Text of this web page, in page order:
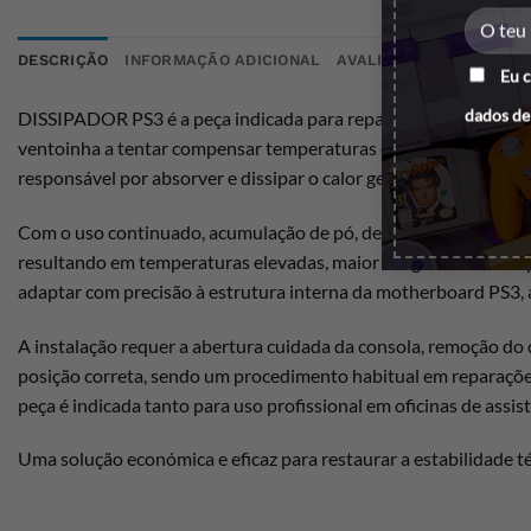
Eu
dados
DESCRIÇÃO INFORMAÇÃO ADICIONAL AVALIAÇÕES (0)
DISSIPADOR PS3 é a peça indicada para reparar consolas
ventoinha a tentar compensar temperaturas elevadas, ou
responsável por absorver e dissipar o calor gerado pelo
Com o uso continuado, acumulação de pó, degradação da
resultando em temperaturas elevadas, maior desgaste dos
adaptar com precisão à estrutura interna da motherboard
A instalação requer a abertura cuidada da consola, remoção
posição correta, sendo um procedimento habitual em
peça é indicada tanto para uso profissional em oficinas de
Uma solução económica e eficaz para restaurar a estabilidade